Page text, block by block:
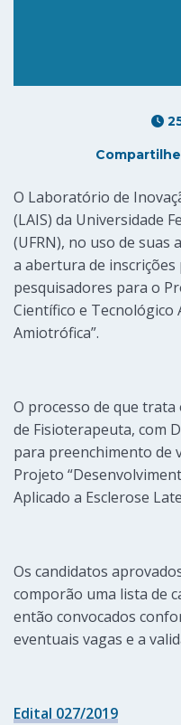
O Laboratório de
(LAIS) da Universidade
(UFRN), no uso de
a abertura de
pesquisadores para o
Científico e Tecnológico
Amiotrófica”.
O processo de que trata
de Fisioterapeuta, com
para preenchimento de
Projeto
Aplicado a Esclerose
Os candidatos
comporão uma lista de
então convocados
eventuais vagas e a
Edital 027/2019